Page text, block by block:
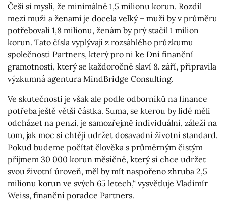
Češi si myslí, že minimálně 1,5 milionu korun. Rozdíl
mezi muži a ženami je docela velký – muži by v průměru
potřebovali 1,8 milionu, ženám by prý stačil 1 milion
korun. Tato čísla vyplývají z rozsáhlého průzkumu
společnosti Partners, který pro ni ke Dni finanční
gramotnosti, který se každoročně slaví 8. září, připravila
výzkumná agentura MindBridge Consulting.
Ve skutečnosti je však ale podle odborníků na finance
potřeba ještě větší částka. Suma, se kterou by lidé měli
odcházet na penzi, je samozřejmě individuální, záleží na
tom, jak moc si chtějí udržet dosavadní životní standard.
Pokud budeme počítat člověka s průměrným čistým
příjmem 30 000 korun měsíčně, který si chce udržet
svou životní úroveň, měl by mít naspořeno zhruba 2,5
milionu korun ve svých 65 letech,“ vysvětluje Vladimír
Weiss, finanční poradce Partners.